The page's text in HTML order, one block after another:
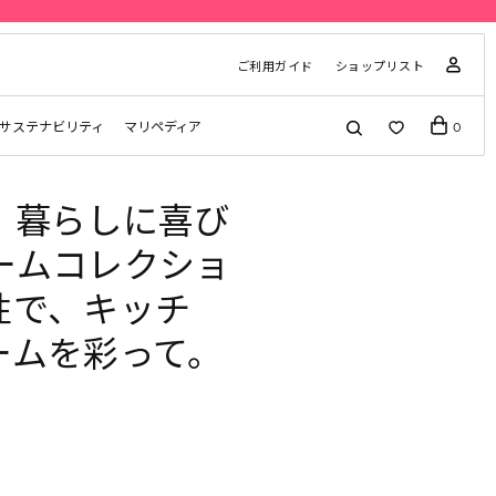
ご利用ガイド ショップリスト
サステナビリティ マリペディア 0
暮らしに喜び
コレクショ
、キッチ
を彩って。